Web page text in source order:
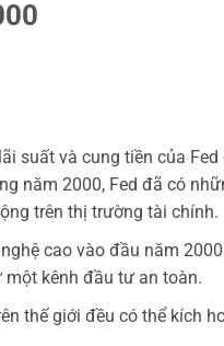
suất và cung tiền của Fed
năm 2000, Fed đã có
trên thị trường tài chính.
cao vào đầu năm
kênh đầu tư an toàn.
thế giới đều có thể kích